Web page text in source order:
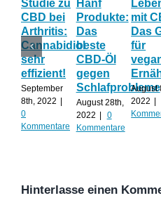
Studie zu
CBD bei
Arthritis:
Cannabidiol
sehr
effizient!
September
8th, 2022
0
Kommentare
Hanf
Produkte:
Das
beste
CBD-Öl
gegen
Schlafprobleme
August 28th,
2022
0
Kommentare
mit
Das
für
August
2022
Hinterlasse einen